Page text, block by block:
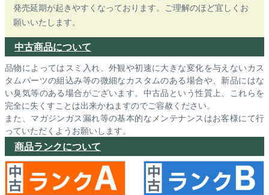
発売延期が起きやすくなっております。ご理解のほど宜しくお
願いいたします。
中古商品について
品物によってはスミ入れ、外観や初速に大きな変化を与えないカス
タムパーツの組込み等の微細なカスタムのある場合や、新品にはな
い臭気等のある場合がございます。中古品という性質上、これらを
完全に失くすことは出来かねますのでご容赦ください。
また、マガジンガス漏れ等の基本的なメンテナンスはお客様にて行
っていただくようお願いします。
商品ランクについて